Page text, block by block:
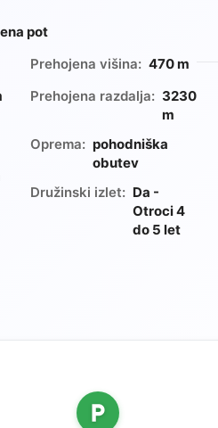
pot
Prehojena višina: 470 m
Prehojena razdalja: 3230
m
Oprema: pohodniška
obutev
Družinski izlet: Da -
Otroci 4
do 5 let